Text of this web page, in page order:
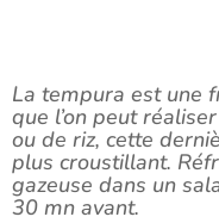
La tempura est une
que l’on peut
ou de riz, cette
plus croustillant.
gazeuse dans un
30 mn avant.